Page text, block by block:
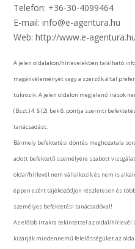
Telefon: +36-30-4099464
E-mail: info@e-agentura.hu
Web: http://www.e-agentura.hu
A jelen oldalakon/hírlevelekben található
magánvéleményét vagy a szerzők által
tükrözik. A jelen oldalon megjelenő írások
(Bszt.) 4. § (2). bek 8. pontja szerinti
tanácsadást.
Bármely befektetési döntés meghozatala
adott befektető személyére szabott
oldal/hírlevél nem vállalkozik és nem is
éppen ezért tájékozódjon részletesen és
személyes befektetési tanácsadóval!
Az előbb írtakra tekintettel az oldal/hírlevél
kizárják mindennemű felelősségüket az